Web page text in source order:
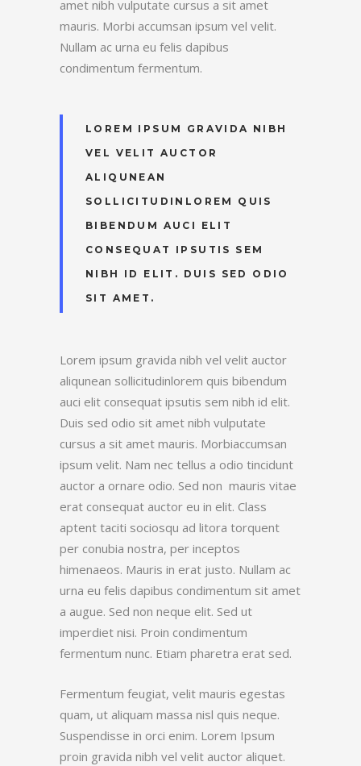
amet nibh vulputate cursus a sit amet
mauris. Morbi accumsan ipsum vel velit.
Nullam ac urna eu felis dapibus
condimentum fermentum.
LOREM IPSUM GRAVIDA NIBH
VEL VELIT AUCTOR
ALIQUNEAN
SOLLICITUDINLOREM QUIS
BIBENDUM AUCI ELIT
CONSEQUAT IPSUTIS SEM
NIBH ID ELIT. DUIS SED ODIO
SIT AMET.
Lorem ipsum gravida nibh vel velit auctor
aliqunean sollicitudinlorem quis bibendum
auci elit consequat ipsutis sem nibh id elit.
Duis sed odio sit amet nibh vulputate
cursus a sit amet mauris. Morbiaccumsan
ipsum velit. Nam nec tellus a odio tincidunt
auctor a ornare odio. Sed non mauris vitae
erat consequat auctor eu in elit. Class
aptent taciti sociosqu ad litora torquent
per conubia nostra, per inceptos
himenaeos. Mauris in erat justo. Nullam ac
urna eu felis dapibus condimentum sit amet
a augue. Sed non neque elit. Sed ut
imperdiet nisi. Proin condimentum
fermentum nunc. Etiam pharetra erat sed.
Fermentum feugiat, velit mauris egestas
quam, ut aliquam massa nisl quis neque.
Suspendisse in orci enim. Lorem Ipsum
proin gravida nibh vel velit auctor aliquet.